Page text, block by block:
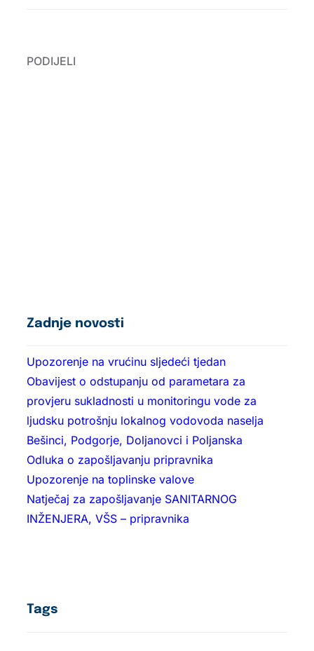
PODIJELI
Zadnje novosti
Upozorenje na vrućinu sljedeći tjedan
Obavijest o odstupanju od parametara za
provjeru sukladnosti u monitoringu vode za
ljudsku potrošnju lokalnog vodovoda naselja
Bešinci, Podgorje, Doljanovci i Poljanska
Odluka o zapošljavanju pripravnika
Upozorenje na toplinske valove
Natječaj za zapošljavanje SANITARNOG
INŽENJERA, VŠS – pripravnika
Tags